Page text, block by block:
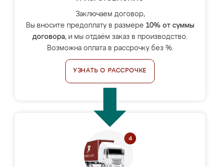
Заключаем договор,
Вы вносите предоплату в размере 10% от суммы
договора, и мы отдаём заказ в производство.
Возможна оплата в рассрочку без %.
УЗНАТЬ О РАССРОЧКЕ